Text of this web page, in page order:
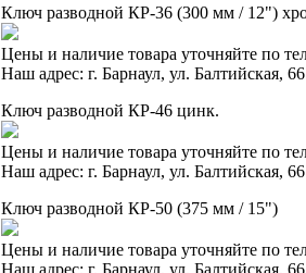
Ключ разводной КР-36 (300 мм / 12")
Цены и наличие товара уточняйте по
Наш адрес: г. Барнаул, ул. Балтийская, 66
Ключ разводной КР-46 цинк.
Цены и наличие товара уточняйте по
Наш адрес: г. Барнаул, ул. Балтийская, 66
Ключ разводной КР-50 (375 мм / 15")
Цены и наличие товара уточняйте по
Наш адрес: г. Барнаул, ул. Балтийская, 66